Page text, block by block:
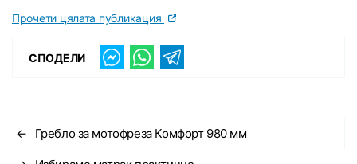
Прочети цялата публикация
СПОДЕЛИ
← Гребло за мотофреза Комфорт 980 мм